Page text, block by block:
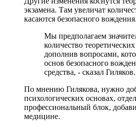
экзамена. Там увеличат
касаются безопасного вождения.
Мы предполагаем
количество
дополнив вопросами,
основ безопасного
средства, - сказал Гиляков.
По мнению Гилякова, нужно
психологических основах,
профессиональный блок,
медицине.